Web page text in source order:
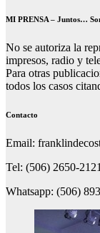
MI PRENSA – Juntos…
No se autoriza la
impresos, radio y
Para otras
todos los casos
Contacto
Email:
Tel: (506) 2650-2121
Whatsapp: (506)